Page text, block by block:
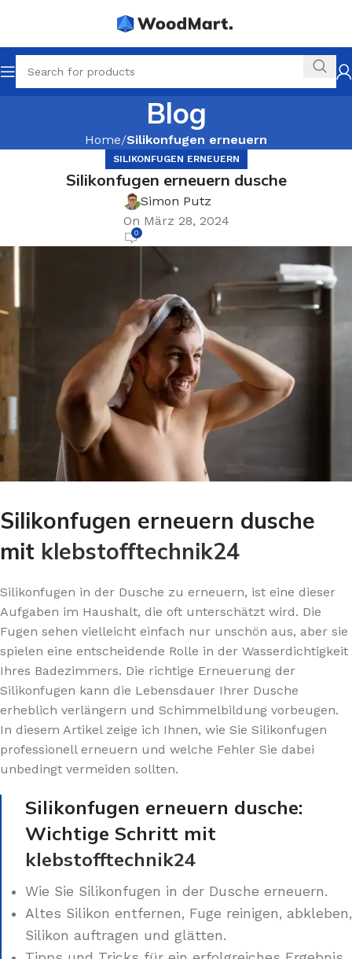
Blog
Home Silikonfugen erneuern
SILIKONFUGEN ERNEUERN
Silikonfugen erneuern dusche
Simon Putz
On März 28, 2024
0
Silikonfugen erneuern dusche
mit klebstofftechnik24
Silikonfugen in der Dusche zu erneuern, ist eine dieser
Aufgaben im Haushalt, die oft unterschätzt wird. Die
Fugen sehen vielleicht einfach nur unschön aus, aber sie
spielen eine entscheidende Rolle in der Wasserdichtigkeit
Ihres Badezimmers. Die richtige Erneuerung der
Silikonfugen kann die Lebensdauer Ihrer Dusche
erheblich verlängern und Schimmelbildung vorbeugen.
In diesem Artikel zeige ich Ihnen, wie Sie Silikonfugen
professionell erneuern und welche Fehler Sie dabei
unbedingt vermeiden sollten.
Silikonfugen erneuern dusche:
Wichtige Schritt mit
klebstofftechnik24
Wie Sie Silikonfugen in der Dusche erneuern.
Altes Silikon entfernen, Fuge reinigen, abkleben,
Silikon auftragen und glätten.